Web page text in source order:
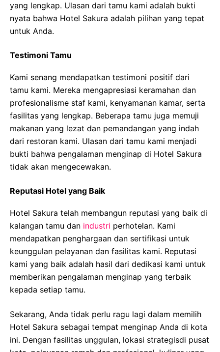
yang lengkap. Ulasan dari tamu kami adalah bukti
nyata bahwa Hotel Sakura adalah pilihan yang tepat
untuk Anda.
Testimoni Tamu
Kami senang mendapatkan testimoni positif dari
tamu kami. Mereka mengapresiasi keramahan dan
profesionalisme staf kami, kenyamanan kamar, serta
fasilitas yang lengkap. Beberapa tamu juga memuji
makanan yang lezat dan pemandangan yang indah
dari restoran kami. Ulasan dari tamu kami menjadi
bukti bahwa pengalaman menginap di Hotel Sakura
tidak akan mengecewakan.
Reputasi Hotel yang Baik
Hotel Sakura telah membangun reputasi yang baik di
kalangan tamu dan industri perhotelan. Kami
mendapatkan penghargaan dan sertifikasi untuk
keunggulan pelayanan dan fasilitas kami. Reputasi
kami yang baik adalah hasil dari dedikasi kami untuk
memberikan pengalaman menginap yang terbaik
kepada setiap tamu.
Sekarang, Anda tidak perlu ragu lagi dalam memilih
Hotel Sakura sebagai tempat menginap Anda di kota
ini. Dengan fasilitas unggulan, lokasi strategisdi pusat